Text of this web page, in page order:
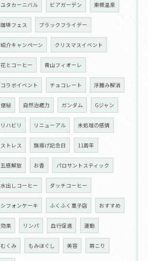
ユタカーニバル ビアガーデン 東根温泉
珈琲フェス ブラックフライデー
紹介キャンペーン クリスマスイベント
花とコーヒー 青山フィオーレ
コラボイベント チョコレート 浮腫み解消
便秘 自然治癒力 ガンダム Gジャン
リハビリ リニューアル 未処理の感情
ストレス 旗揚げ記念日 11周年
五感解放 お香 パロサントスティック
水出しコーヒー ダッチコーヒー
シフォンケーキ ふくふく菓子店 おすすめ
効果 リンパ 血行促進 運動
むくみ もみほぐし 美容 肩こり